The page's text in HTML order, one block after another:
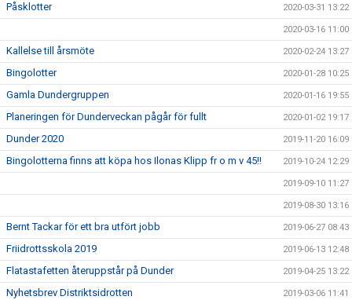
Påsklotter 2020-03-31 13:22
2020-03-16 11:00
Kallelse till årsmöte 2020-02-24 13:27
Bingolotter 2020-01-28 10:25
Gamla Dundergruppen 2020-01-16 19:55
Planeringen för Dunderveckan pågår för fullt 2020-01-02 19:17
Dunder 2020 2019-11-20 16:09
Bingolotterna finns att köpa hos Ilonas Klipp fr o m v 45!! 2019-10-24 12:29
2019-09-10 11:27
2019-08-30 13:16
Bernt Tackar för ett bra utfört jobb 2019-06-27 08:43
Friidrottsskola 2019 2019-06-13 12:48
Flatastafetten återuppstår på Dunder 2019-04-25 13:22
Nyhetsbrev Distriktsidrotten 2019-03-06 11:41